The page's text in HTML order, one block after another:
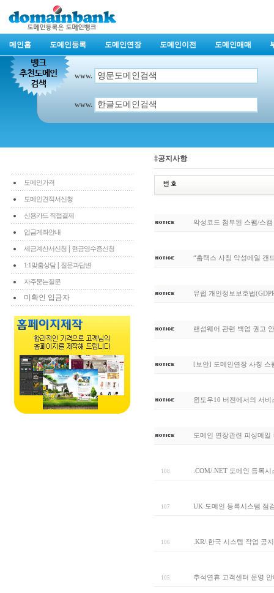
메인홈 도메인등록 도메인연장 도메인이전 도메인매매
www.
www.
도메인가격
도메인견적서신청
신용카드 직접결제
입금계좌안내
세금계산서신청 현금영수증신청
1:1맞춤상담| 질문과답변
자주묻는질문
미확인 입금자
‡공지사항
악성코드 첨부된 스팸/스
“홈택스 사칭 악성메일 갠
유럽 개인정보보호법
랜섬웨어 관련 백업 권고
[보안] 도메인연장 사칭 스
윈도우10 버전에서의 서
도메인 연장관련 피싱메일
108 .COM/.NET 도메인 등록
107 UK 도메인 등록시스템 점
106 .KR/.한국 시스템 작업 공지
105 추석연휴 고객센터 운영 안